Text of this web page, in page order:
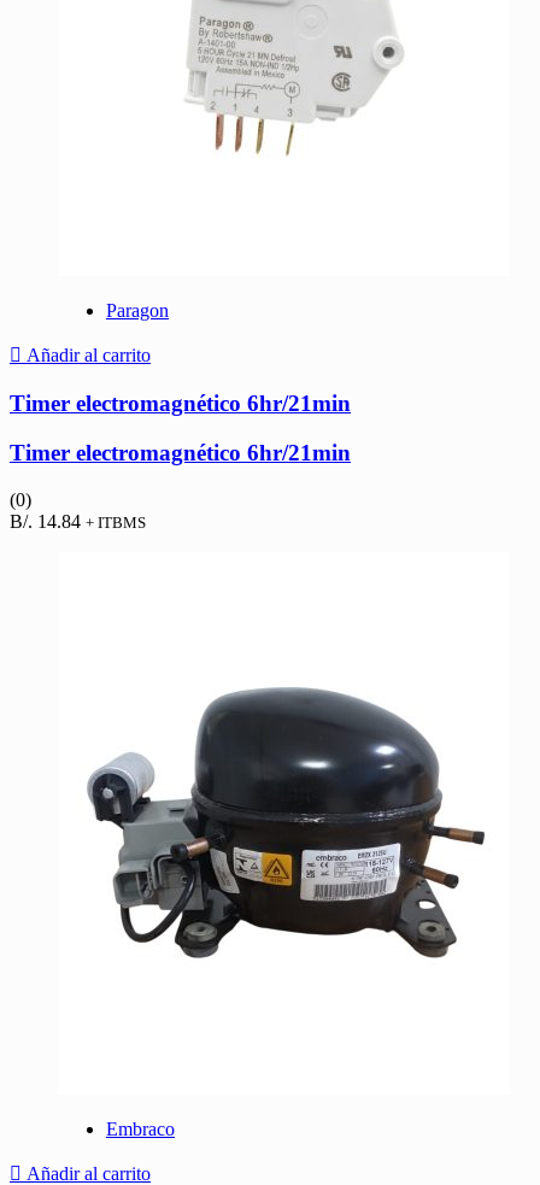
Paragon
Añadir al carrito
Timer electromagnético 6hr/21min
Timer electromagnético 6hr/21min
(0)
B/. 14.84 + ITBMS
Embraco
Añadir al carrito